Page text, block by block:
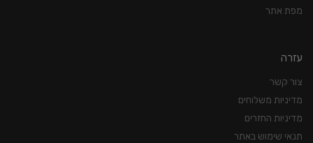
מפת אתר
עזרה
צור קשר
מדיניות משלוחים
מדיניות החזרים
תנאי שימוש באתר